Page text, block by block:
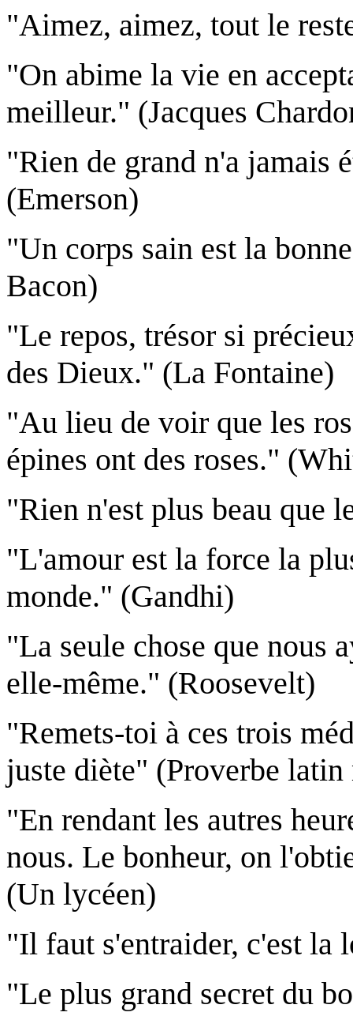
"Aimez, aimez, tout le
"On abime la vie en
meilleur." (Jacques
"Rien de grand n'a jamais
(Emerson)
"Un corps sain est la
Bacon)
"Le repos, trésor si
des Dieux." (La Fontaine)
"Au lieu de voir que les
épines ont des roses."
"Rien n'est plus beau que
"L'amour est la force la
monde." (Gandhi)
"La seule chose que nous
elle-même." (Roosevelt)
"Remets-toi à ces trois
juste diète" (Proverbe
"En rendant les autres
nous. Le bonheur, on
(Un lycéen)
"Il faut s'entraider, c'est la
"Le plus grand secret du